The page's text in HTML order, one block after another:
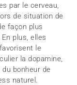
par le cerveau,
de situation de
façon plus
plus, elles
le
la dopamine,
bonheur de
naturel.